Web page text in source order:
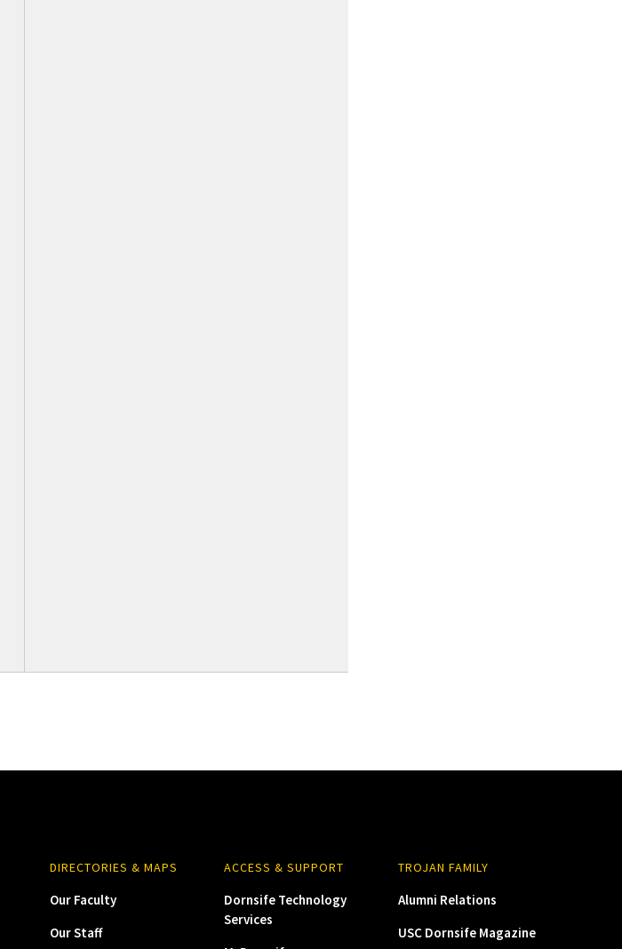
DIRECTORIES & MAPS
Our Faculty
Our Staff
ACCESS & SUPPORT
Dornsife Technology
Services
TROJAN FAMILY
Alumni Relations
USC Dornsife Magazine